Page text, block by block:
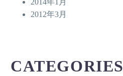
2014年1月
2012年3月
CATEGORIES